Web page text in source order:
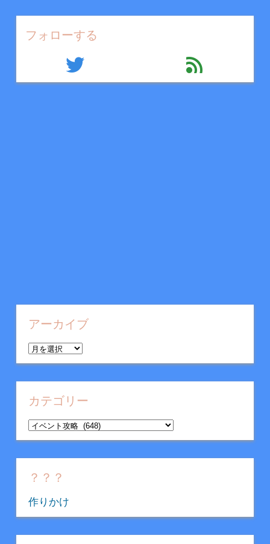
フォローする
twitter feed
アーカイブ
ア
ー
カ
イ
カテゴリー
カ
テ
ゴ
リ
？？？
作りかけ